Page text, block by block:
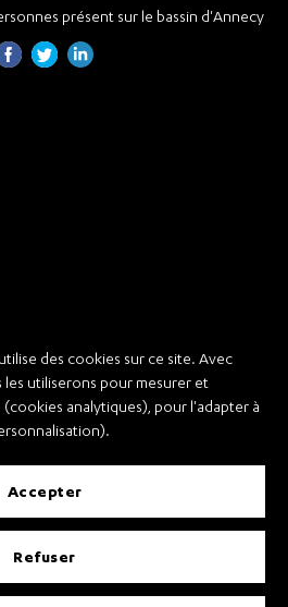
des cookies sur ce site. Avec
utiliserons pour mesurer et
analytiques), pour l'adapter à
accepter
refuser
présent sur le bassin d'Annecy
de Vente et Transport
d’Utilisation
Règlement